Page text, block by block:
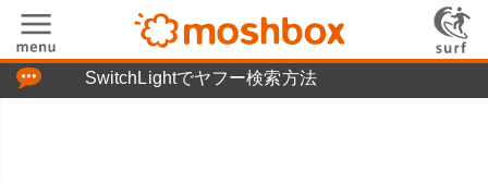
SwitchLightでヤフー検索方法
「つぶやき」の使い方